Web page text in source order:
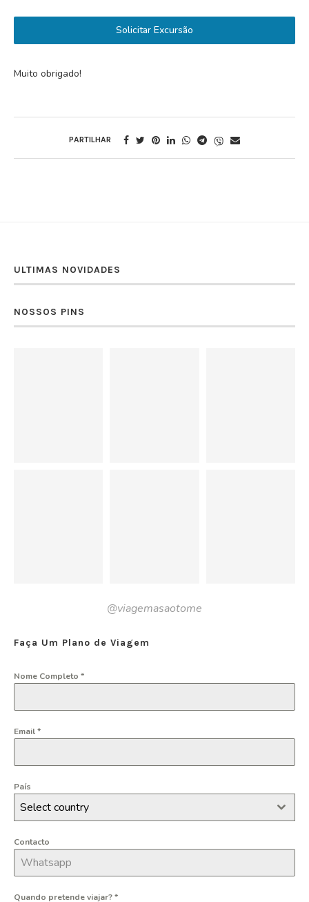
Solicitar Excursão
Muito obrigado!
PARTILHAR
ULTIMAS NOVIDADES
NOSSOS PINS
@viagemasaotome
Faça Um Plano de Viagem
Nome Completo *
Email*
País
Select country
Contacto
Quando pretende viajar?*